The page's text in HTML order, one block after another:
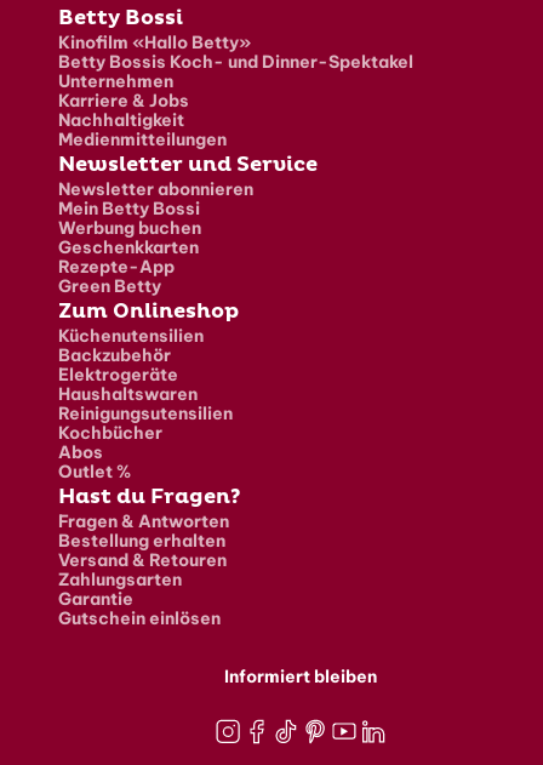
Fusszeile
Betty Bossi
Kinofilm «Hallo Betty»
Betty Bossis Koch- und Dinner-Spektakel
Unternehmen
Karriere & Jobs
Nachhaltigkeit
Medienmitteilungen
Newsletter und Service
Newsletter abonnieren
Mein Betty Bossi
Werbung buchen
Geschenkkarten
Rezepte-App
Green Betty
Zum Onlineshop
Küchenutensilien
Backzubehör
Elektrogeräte
Haushaltswaren
Reinigungsutensilien
Kochbücher
Abos
Outlet %
Hast du Fragen?
Fragen & Antworten
Bestellung erhalten
Versand & Retouren
Zahlungsarten
Garantie
Gutschein einlösen
Informiert bleiben